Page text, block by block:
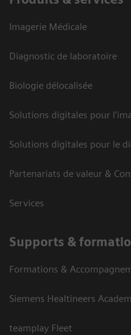
Imagerie Médicale
Diagnostic de laboratoire
Biologie délocalisée
Solutions digitales pour
Solutions digitales pour le
Partenariats de valeur &
Services
Supports &
Formations &
Siemens Healtineers
teamplay Fleet